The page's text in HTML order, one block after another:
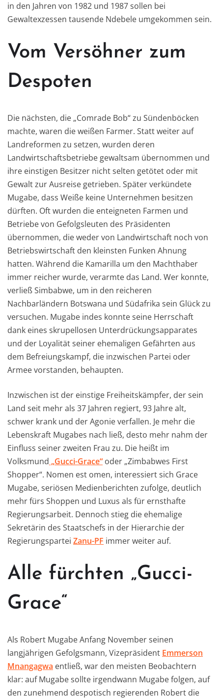
in den Jahren von 1982 und 1987 sollen bei
Gewaltexzessen tausende Ndebele umgekommen sein.
Vom Versöhner zum
Despoten
Die nächsten, die „Comrade Bob“ zu Sündenböcken
machte, waren die weißen Farmer. Statt weiter auf
Landreformen zu setzen, wurden deren
Landwirtschaftsbetriebe gewaltsam übernommen und
ihre einstigen Besitzer nicht selten getötet oder mit
Gewalt zur Ausreise getrieben. Später verkündete
Mugabe, dass Weiße keine Unternehmen besitzen
dürften. Oft wurden die enteigneten Farmen und
Betriebe von Gefolgsleuten des Präsidenten
übernommen, die weder von Landwirtschaft noch von
Betriebswirtschaft den kleinsten Funken Ahnung
hatten. Während die Kamarilla um den Machthaber
immer reicher wurde, verarmte das Land. Wer konnte,
verließ Simbabwe, um in den reicheren
Nachbarländern Botswana und Südafrika sein Glück zu
versuchen. Mugabe indes konnte seine Herrschaft
dank eines skrupellosen Unterdrückungsapparates
und der Loyalität seiner ehemaligen Gefährten aus
dem Befreiungskampf, die inzwischen Partei oder
Armee vorstanden, behaupten.
Inzwischen ist der einstige Freiheitskämpfer, der sein
Land seit mehr als 37 Jahren regiert, 93 Jahre alt,
schwer krank und der Agonie verfallen. Je mehr die
Lebenskraft Mugabes nach ließ, desto mehr nahm der
Einfluss seiner zweiten Frau zu. Die heißt im
Volksmund „Gucci-Grace“ oder „Zimbabwes First
Shopper“. Nomen est omen, interessiert sich Grace
Mugabe, seriösen Medienberichten zufolge, deutlich
mehr fürs Shoppen und Luxus als für ernsthafte
Regierungsarbeit. Dennoch stieg die ehemalige
Sekretärin des Staatschefs in der Hierarchie der
Regierungspartei Zanu-PF immer weiter auf.
Alle fürchten „Gucci-
Grace“
Als Robert Mugabe Anfang November seinen
langjährigen Gefolgsmann, Vizepräsident Emmerson
Mnangagwa entließ, war den meisten Beobachtern
klar: auf Mugabe sollte irgendwann Mugabe folgen, auf
den zunehmend despotisch regierenden Robert die